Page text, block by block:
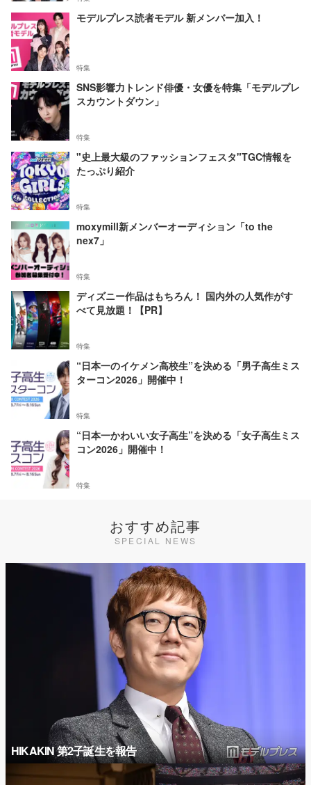
モデルプレス読者モデル 新メンバー加入！
特集
SNS影響力トレンド俳優・女優を特集「モデルプレ
スカウントダウン」
特集
"史上最大級のファッションフェスタ"TGC情報を
たっぷり紹介
特集
moxymill新メンバーオーディション「to the
nex7」
特集
ディズニー作品はもちろん！ 国内外の人気作がす
べて見放題！【PR】
特集
“日本一のイケメン高校生”を決める「男子高生ミス
ターコン2026」開催中！
特集
“日本一かわいい女子高生”を決める「女子高生ミス
コン2026」開催中！
特集
おすすめ記事
SPECIAL NEWS
HIKAKIN 第2子誕生を報告